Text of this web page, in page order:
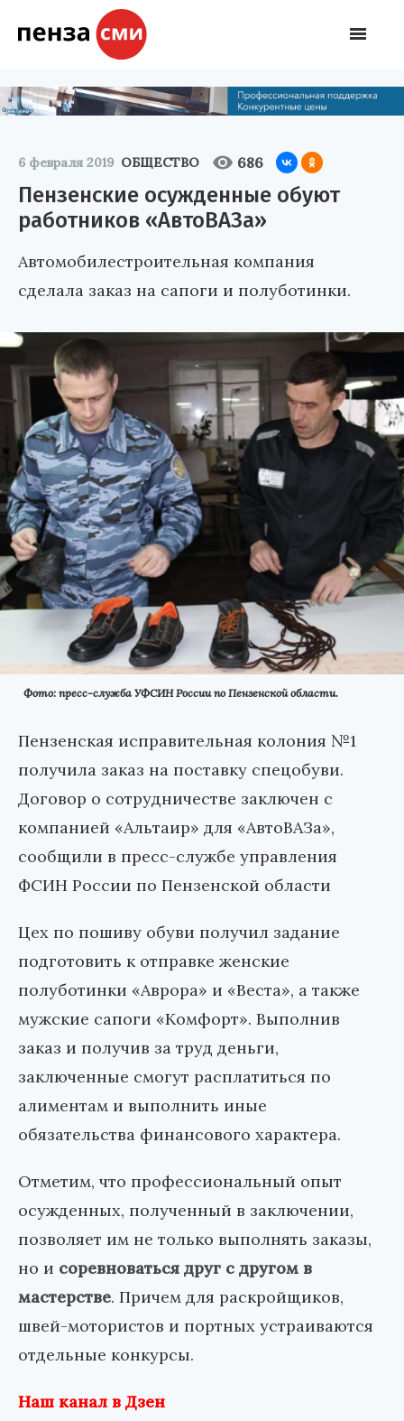
6 февраля 2019 ОБЩЕСТВО 686
Пензенские осужденные обуют
работников «АвтоВАЗа»
Автомобилестроительная компания
сделала заказ на сапоги и полуботинки.
Фото: пресс-служба УФСИН России по Пензенской области.
Пензенская исправительная колония №1
получила заказ на поставку спецобуви.
Договор о сотрудничестве заключен с
компанией «Альтаир» для «АвтоВАЗа»,
сообщили в пресс-службе управления
ФСИН России по Пензенской области
Цех по пошиву обуви получил задание
подготовить к отправке женские
полуботинки «Аврора» и «Веста», а также
мужские сапоги «Комфорт». Выполнив
заказ и получив за труд деньги,
заключенные смогут расплатиться по
алиментам и выполнить иные
обязательства финансового характера.
Отметим, что профессиональный опыт
осужденных, полученный в заключении,
позволяет им не только выполнять заказы,
но и соревноваться друг с другом в
мастерстве. Причем для раскройщиков,
швей-мотористов и портных устраиваются
отдельные конкурсы.
Наш канал в Дзен